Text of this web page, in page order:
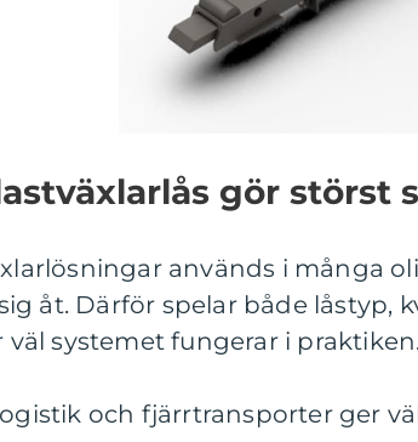
gör störst
används i många
åt. Därför spelar både låstyp,
väl systemet fungerar i praktiken.
och fjärrtransporter ger